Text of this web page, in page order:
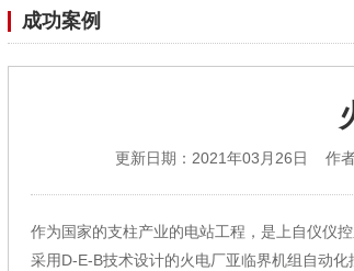
成功案例
更新日期：2021年03月26日 作
作为国家的支柱产业的电站工程，是上自仪仪
采用D-E-B技术设计的火电厂亚临界机组自动